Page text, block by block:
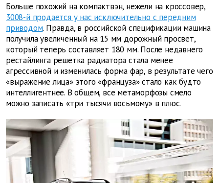
Больше похожий на компактвэн, нежели на кроссовер,
3008-й продается у нас исключительно с передним
приводом. Правда, в российской спецификации машина
получила увеличенный на 15 мм дорожный просвет,
который теперь составляет 180 мм. После недавнего
рестайлинга решетка радиатора стала менее
агрессивной и изменилась форма фар, в результате чего
«выражение лица» этого «француза» стало как будто
интеллигентнее. В общем, все метаморфозы смело
можно записать «три тысячи восьмому» в плюс.